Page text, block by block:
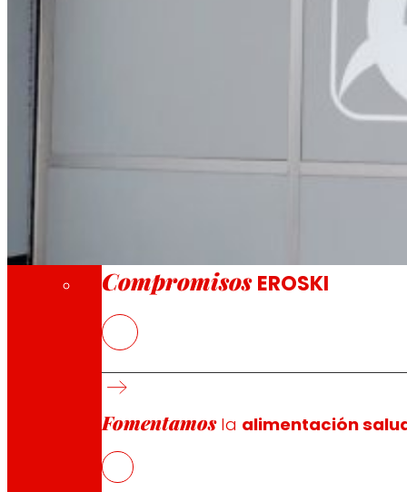
A través de nuestra Fundación
Compromisos EROSKI
Fomentamosla alimentación
El nuevo EROSKI/City ofrece un servicio
EROSKI mantiene el impulso de su
ha inaugurado un nuevo supermercado en el
una fuerte apuesta por los productos locales y